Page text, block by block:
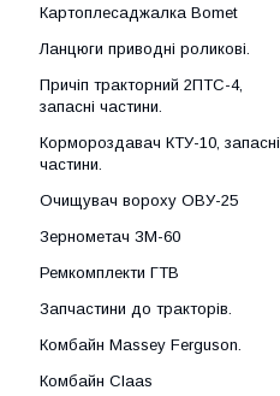
Картоплесаджалка Bomet
Ланцюги приводні роликові.
Причіп тракторний 2ПТС-4,
запасні частини.
Кормороздавач КТУ-10, запасні
частини.
Очищувач вороху ОВУ-25
Зернометач ЗМ-60
Ремкомплекти ГТВ
Запчастини до тракторів.
Комбайн Massey Ferguson.
Комбайн Claas